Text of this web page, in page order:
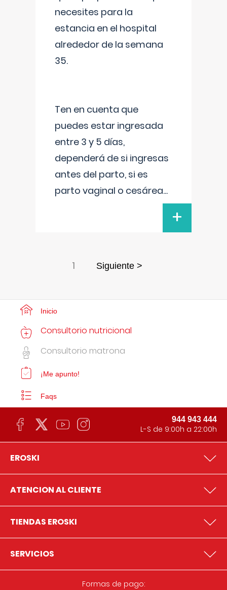
necesites para la
estancia en el hospital
alrededor de la semana
35.
Ten en cuenta que
puedes estar ingresada
entre 3 y 5 días,
dependerá de si ingresas
antes del parto, si es
parto vaginal o cesárea...
+
1 Siguiente >
Inicio
Consultorio nutricional
Consultorio matrona
¡Me apunto!
Faqs
944 943 444
L-S de 9:00h a 22:00h
EROSKI
ATENCION AL CLIENTE
TIENDAS EROSKI
SERVICIOS
Formas de pago: